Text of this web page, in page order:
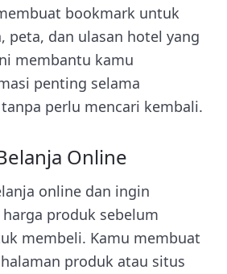
bookmark untuk
peta, dan ulasan hotel yang
membantu kamu
penting selama
perlu mencari kembali.
Online
online dan ingin
produk sebelum
membeli. Kamu membuat
produk atau situs